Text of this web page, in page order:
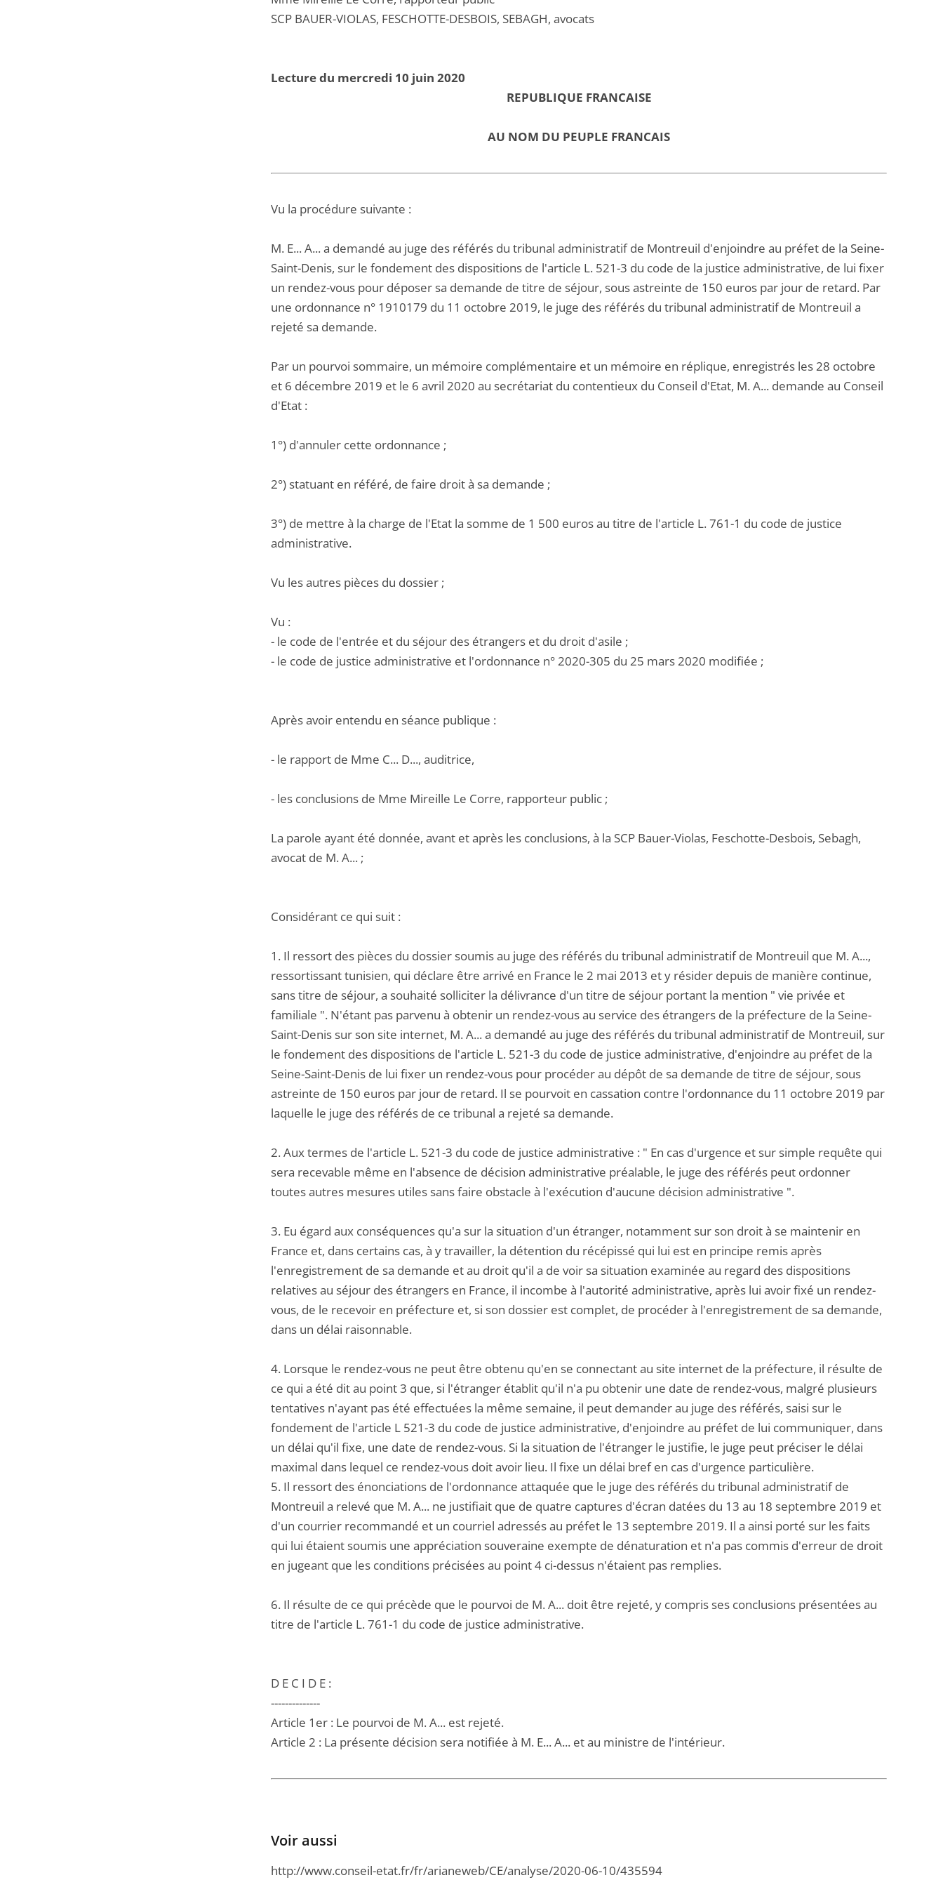
SCP BAUER-VIOLAS, FESCHOTTE-DESBOIS, SEBAGH, avocats
Lecture du mercredi 10 juin 2020
REPUBLIQUE FRANCAISE
AU NOM DU PEUPLE FRANCAIS
Vu la procédure suivante :
M. E... A... a demandé au juge des référés du tribunal administratif de Montreuil d'enjoindre au préfet de la Seine-
Saint-Denis, sur le fondement des dispositions de l'article L. 521-3 du code de la justice administrative, de lui fixer
un rendez-vous pour déposer sa demande de titre de séjour, sous astreinte de 150 euros par jour de retard. Par
une ordonnance n° 1910179 du 11 octobre 2019, le juge des référés du tribunal administratif de Montreuil a
rejeté sa demande.
Par un pourvoi sommaire, un mémoire complémentaire et un mémoire en réplique, enregistrés les 28 octobre
et 6 décembre 2019 et le 6 avril 2020 au secrétariat du contentieux du Conseil d'Etat, M. A... demande au Conseil
d'Etat :
1°) d'annuler cette ordonnance ;
2°) statuant en référé, de faire droit à sa demande ;
3°) de mettre à la charge de l'Etat la somme de 1 500 euros au titre de l'article L. 761-1 du code de justice
administrative.
Vu les autres pièces du dossier ;
Vu :
- le code de l'entrée et du séjour des étrangers et du droit d'asile ;
- le code de justice administrative et l'ordonnance n° 2020-305 du 25 mars 2020 modifiée ;
Après avoir entendu en séance publique :
- le rapport de Mme C... D..., auditrice,
- les conclusions de Mme Mireille Le Corre, rapporteur public ;
La parole ayant été donnée, avant et après les conclusions, à la SCP Bauer-Violas, Feschotte-Desbois, Sebagh,
avocat de M. A... ;
Considérant ce qui suit :
1. Il ressort des pièces du dossier soumis au juge des référés du tribunal administratif de Montreuil que M. A...,
ressortissant tunisien, qui déclare être arrivé en France le 2 mai 2013 et y résider depuis de manière continue,
sans titre de séjour, a souhaité solliciter la délivrance d'un titre de séjour portant la mention " vie privée et
familiale ". N'étant pas parvenu à obtenir un rendez-vous au service des étrangers de la préfecture de la Seine-
Saint-Denis sur son site internet, M. A... a demandé au juge des référés du tribunal administratif de Montreuil, sur
le fondement des dispositions de l'article L. 521-3 du code de justice administrative, d'enjoindre au préfet de la
Seine-Saint-Denis de lui fixer un rendez-vous pour procéder au dépôt de sa demande de titre de séjour, sous
astreinte de 150 euros par jour de retard. Il se pourvoit en cassation contre l'ordonnance du 11 octobre 2019 par
laquelle le juge des référés de ce tribunal a rejeté sa demande.
2. Aux termes de l'article L. 521-3 du code de justice administrative : " En cas d'urgence et sur simple requête qui
sera recevable même en l'absence de décision administrative préalable, le juge des référés peut ordonner
toutes autres mesures utiles sans faire obstacle à l'exécution d'aucune décision administrative ".
3. Eu égard aux conséquences qu'a sur la situation d'un étranger, notamment sur son droit à se maintenir en
France et, dans certains cas, à y travailler, la détention du récépissé qui lui est en principe remis après
l'enregistrement de sa demande et au droit qu'il a de voir sa situation examinée au regard des dispositions
relatives au séjour des étrangers en France, il incombe à l'autorité administrative, après lui avoir fixé un rendez-
vous, de le recevoir en préfecture et, si son dossier est complet, de procéder à l'enregistrement de sa demande,
dans un délai raisonnable.
4. Lorsque le rendez-vous ne peut être obtenu qu'en se connectant au site internet de la préfecture, il résulte de
ce qui a été dit au point 3 que, si l'étranger établit qu'il n'a pu obtenir une date de rendez-vous, malgré plusieurs
tentatives n'ayant pas été effectuées la même semaine, il peut demander au juge des référés, saisi sur le
fondement de l'article L 521-3 du code de justice administrative, d'enjoindre au préfet de lui communiquer, dans
un délai qu'il fixe, une date de rendez-vous. Si la situation de l'étranger le justifie, le juge peut préciser le délai
maximal dans lequel ce rendez-vous doit avoir lieu. Il fixe un délai bref en cas d'urgence particulière.
5. Il ressort des énonciations de l'ordonnance attaquée que le juge des référés du tribunal administratif de
Montreuil a relevé que M. A... ne justifiait que de quatre captures d'écran datées du 13 au 18 septembre 2019 et
d'un courrier recommandé et un courriel adressés au préfet le 13 septembre 2019. Il a ainsi porté sur les faits
qui lui étaient soumis une appréciation souveraine exempte de dénaturation et n'a pas commis d'erreur de droit
en jugeant que les conditions précisées au point 4 ci-dessus n'étaient pas remplies.
6. Il résulte de ce qui précède que le pourvoi de M. A... doit être rejeté, y compris ses conclusions présentées au
titre de l'article L. 761-1 du code de justice administrative.
D E C I D E :
--------------
Article 1er : Le pourvoi de M. A... est rejeté.
Article 2 : La présente décision sera notifiée à M. E... A... et au ministre de l'intérieur.
Voir aussi
http://www.conseil-etat.fr/fr/arianeweb/CE/analyse/2020-06-10/435594